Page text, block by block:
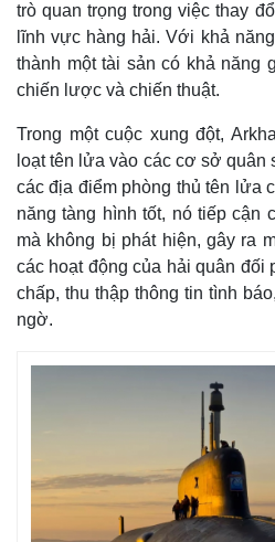
trò quan trọng trong việc thay
lĩnh vực hàng hải. Với khả
thành một tài sản có khả năng
chiến lược và chiến thuật.
Trong một cuộc xung đột,
loạt tên lửa vào các cơ sở quân
các địa điểm phòng thủ tên lửa
năng tàng hình tốt, nó tiếp cận
mà không bị phát hiện, gây ra
các hoạt động của hải quân
chấp, thu thập thông tin tình
ngờ.